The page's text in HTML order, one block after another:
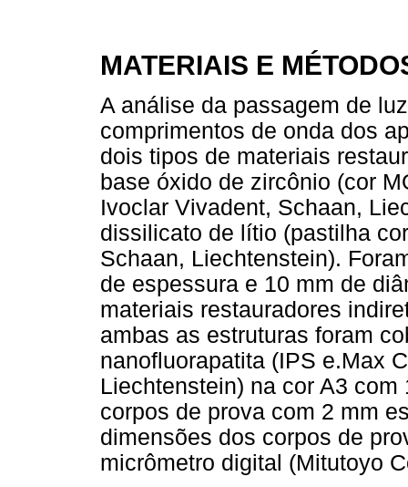
MATERIAIS E
A análise da passagem de
comprimentos de onda dos
dois tipos de materiais
base óxido de zircônio (cor
Ivoclar Vivadent, Schaan,
dissilicato de lítio (pastilha
Schaan, Liechtenstein).
de espessura e 10 mm de
materiais restauradores
ambas as estruturas foram
nanofluorapatita (IPS e.Max
Liechtenstein) na cor A3
corpos de prova com 2 mm
dimensões dos corpos de
micrômetro digital (Mitutoyo